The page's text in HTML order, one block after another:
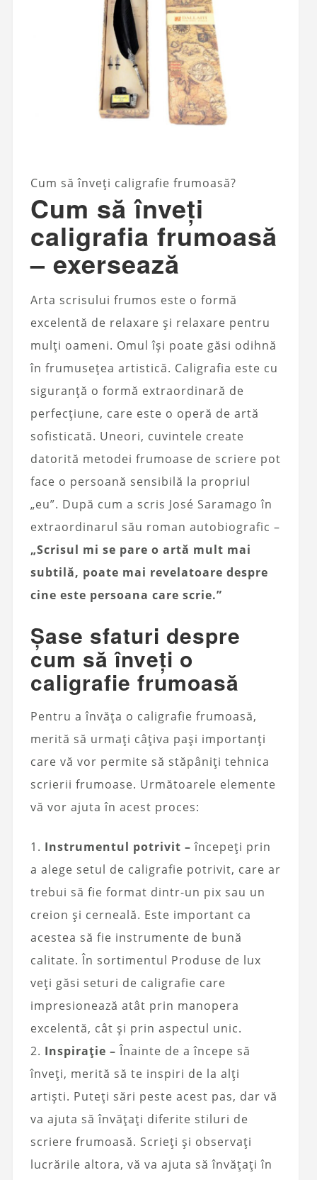
Cum să înveți caligrafie frumoasă?
Cum să înveți
caligrafia frumoasă
– exersează
Arta scrisului frumos este o formă
excelentă de relaxare și relaxare pentru
mulți oameni. Omul își poate găsi odihnă
în frumusețea artistică. Caligrafia este cu
siguranță o formă extraordinară de
perfecțiune, care este o operă de artă
sofisticată. Uneori, cuvintele create
datorită metodei frumoase de scriere pot
face o persoană sensibilă la propriul
„eu”. După cum a scris José Saramago în
extraordinarul său roman autobiografic –
„Scrisul mi se pare o artă mult mai
subtilă, poate mai revelatoare despre
cine este persoana care scrie.”
Șase sfaturi despre
cum să înveți o
caligrafie frumoasă
Pentru a învăța o caligrafie frumoasă,
merită să urmați câțiva pași importanți
care vă vor permite să stăpâniți tehnica
scrierii frumoase. Următoarele elemente
vă vor ajuta în acest proces:
1. Instrumentul potrivit – începeți prin
a alege setul de caligrafie potrivit, care ar
trebui să fie format dintr-un pix sau un
creion și cerneală. Este important ca
acestea să fie instrumente de bună
calitate. În sortimentul Produse de lux
veți găsi seturi de caligrafie care
impresionează atât prin manopera
excelentă, cât și prin aspectul unic.
2. Inspirație – Înainte de a începe să
înveți, merită să te inspiri de la alți
artiști. Puteți sări peste acest pas, dar vă
va ajuta să învățați diferite stiluri de
scriere frumoasă. Scrieți și observați
lucrările altora, vă va ajuta să învățați în